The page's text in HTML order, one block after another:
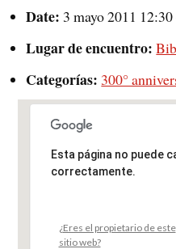
Date: 3 mayo 2011 12:30
Lugar de encuentro:
Categorías: 300°
Esta página no puede
correctamente.
¿Eres el propietario de este
sitio web?